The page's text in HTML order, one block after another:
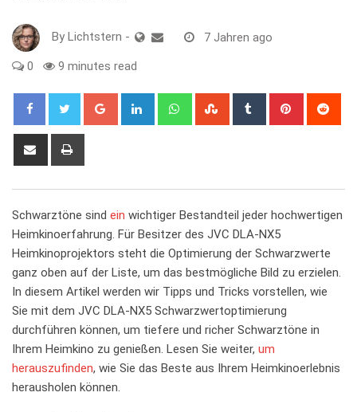
By Lichtstern - 7 Jahren ago
0 9 minutes read
Google+ LinkedIn WhatsappStumbleUpon
Tumblr Pinterest
Share
Schwarztöne ​sind ein wichtiger Bestandteil jeder hochwertigen
Heimkinoerfahrung. ‌Für ​Besitzer des JVC DLA-NX5⁢
Heimkinoprojektors steht die ⁢Optimierung der Schwarzwerte
ganz oben auf der Liste, um das bestmögliche Bild zu erzielen.
In diesem Artikel werden wir‍ Tipps und ⁢Tricks vorstellen, wie
Sie mit dem JVC⁢ DLA-NX5 ‌Schwarzwertoptimierung
⁢durchführen können, ‌um ⁢tiefere und richer Schwarztöne in
‌Ihrem‍ Heimkino zu genießen. ​Lesen Sie ‍weiter, um
herauszufinden,⁤ wie⁢ Sie das ‌Beste aus‍ Ihrem Heimkinoerlebnis
‌herausholen können.